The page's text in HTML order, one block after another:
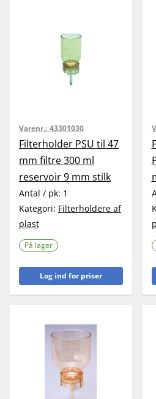
Varenr.: 43301030
Filterholder PSU til 47
mm filtre 300 ml
reservoir 9 mm stilk
Antal / pk: 1
Kategori: Filterholdere af
plast
På lager
Log ind for priser